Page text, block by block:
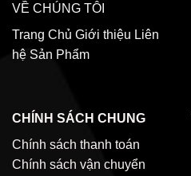
VỀ CHÚNG TÔI
Trang Chủ Giới thiệu Liên
hệ Sản Phẩm
CHÍNH SÁCH CHUNG
Chính sách thanh toán
Chính sách vận chuyển